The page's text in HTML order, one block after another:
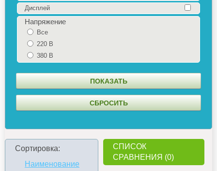
Дисплей
Напряжение
Все
220 В
380 В
Сортировка:
Наименование
СПИСОК
СРАВНЕНИЯ (0)